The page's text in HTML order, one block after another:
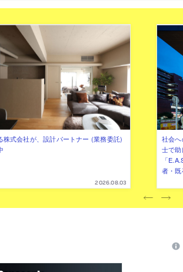
株式会社が、設計パートナー (業務委託)
2026.08.03
社会
士で
「
者・